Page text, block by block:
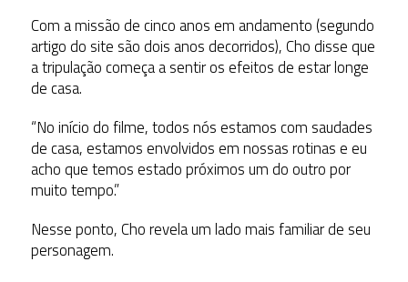
Com a missão de cinco anos em andamento (segundo
artigo do site são dois anos decorridos), Cho disse que
a tripulação começa a sentir os efeitos de estar longe
de casa.
“No início do filme, todos nós estamos com saudades
de casa, estamos envolvidos em nossas rotinas e eu
acho que temos estado próximos um do outro por
muito tempo.”
Nesse ponto, Cho revela um lado mais familiar de seu
personagem.